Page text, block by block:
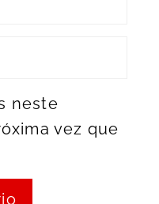
neste
vez que